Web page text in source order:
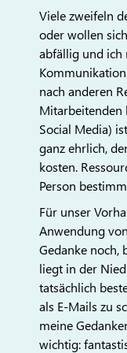
Viele zweifeln
oder wollen
abfällig und ich
nach anderen
Mitarbeitenden
Social Media)
ganz ehrlich,
kosten.
Person
Für unser
Anwendung
Gedanke noch,
liegt in der
tatsächlich
als E-Mails zu
meine
wichtig: